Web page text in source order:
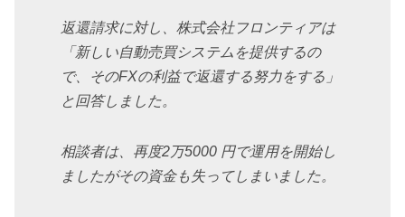
返還請求に対し、株式会社フロンティアは
「新しい自動売買システムを提供するの
で、そのFXの利益で返還する努力をする」
と回答しました。
相談者は、再度2万5000 円で運用を開始し
ましたがその資金も失ってしまいました。